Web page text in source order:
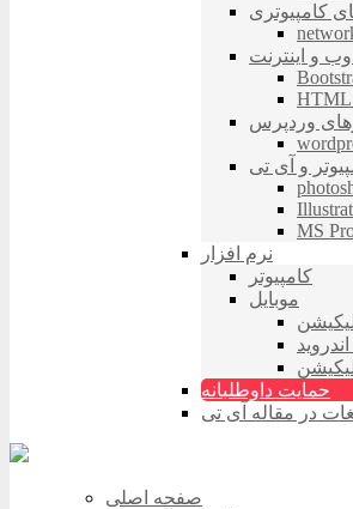
کامپیوتری
و اینترنت
HTML
وردپرس
و آی تی
MS
نرم افزار
کامپیوتر
موبایل
حمایت داوطلبانه
در مقاله آی تی
صفحه اصلی